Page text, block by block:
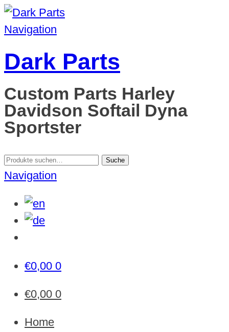
Navigation
Dark Parts
Custom Parts Harley
Davidson Softail Dyna
Sportster
Suche
nach:
Suche
Navigation
€0,00 0
€0,00 0
Home